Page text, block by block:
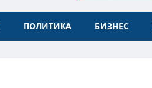
ПОЛИТИКА БИЗНЕС